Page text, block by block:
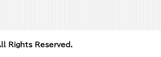
Rights Reserved.